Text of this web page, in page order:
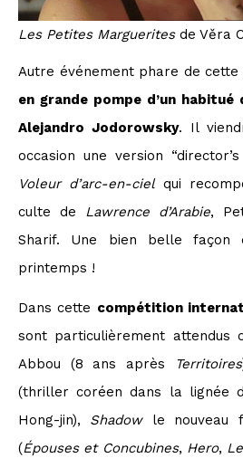
Les Petites Marguerites de Věra
Autre événement phare de cette
en grande pompe d’un
Alejandro Jodorowsky. Il
occasion une version
Voleur d’arc-en-ciel qui
culte de Lawrence d’Arabie,
Sharif. Une bien belle façon
printemps !
Dans cette compétition
sont particulièrement attendus
Abbou (8 ans après
Territoires
(thriller coréen dans la lignée
Hong-jin), Shadowle nouveau
(Épouses et Concubines, Hero,